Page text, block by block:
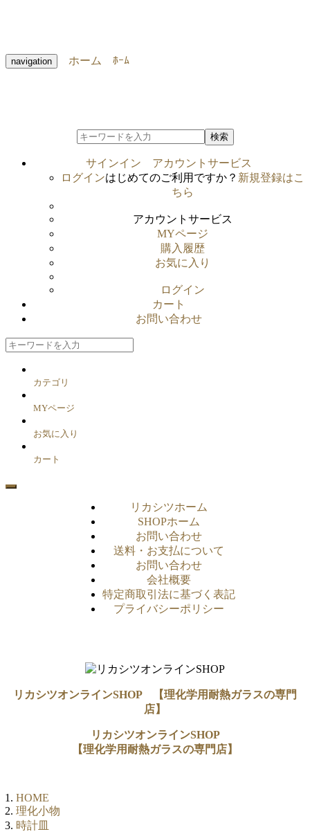
navigation ホーム ﾎｰﾑ
検索
サインイン
アカウントサービス
ログインはじめてのご利用ですか？ 新規登録はこ
ちら
アカウントサービス
MYページ
購入履歴
お気に入り
ログイン
カート
お問い合わせ
カテゴリ
MYページ
お気に入り
カート
リカシツホーム
SHOPホーム
お問い合わせ
送料・お支払について
お問い合わせ
会社概要
特定商取引法に基づく表記
プライバシーポリシー
リカシツオンラインSHOP 【理化学用耐熱ガラスの専門
店】
リカシツオンラインSHOP
【理化学用耐熱ガラスの専門店】
HOME
理化小物
時計皿